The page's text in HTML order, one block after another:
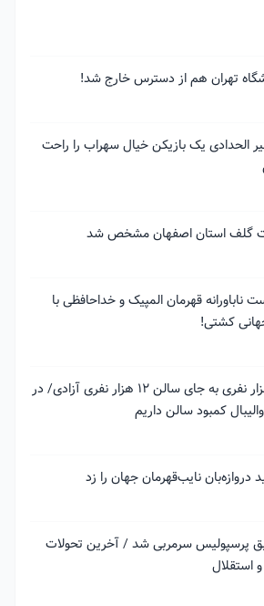
تهران هم از دسترس خارج شد!
الحدادی یک بازیکن خیال سهراب را راحت
گلف استان اصفهان مشخص شد
ناباورانه قهرمان المپیک و خداحافظی با
کشتی!
سالن ۱۸ هزار نفری به جای سالن ۱۲ هزار نفری آزادی/ در
کمبود سالن داریم
دروازه‌بان نایب‌قهرمان جهان را زد
پرسپولیس سرمربی شد / آخرین تحولات
استقلال